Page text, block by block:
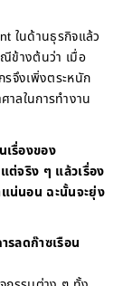
ในด้านธุรกิจแล้ว
ข้างต้นว่า เมื่อ
รจึงเพิ่งตระหนัก
ลในการทำงาน
เรื่องของ
ต่จริง ๆ แล้วเรื่อง
น่นอน ฉะนั้นจะยุ่ง
ลดก๊าซเรือน